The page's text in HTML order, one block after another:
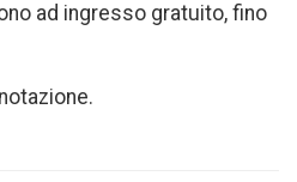
ad ingresso gratuito, fino